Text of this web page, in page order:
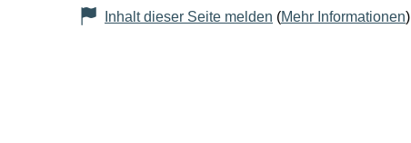
Inhalt dieser Seite melden (Mehr Informationen)